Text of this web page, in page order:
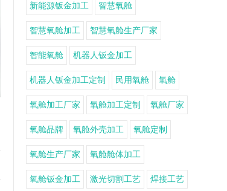
新能源钣金加工 智慧氧舱
智慧氧舱加工 智慧氧舱生产厂家
智能氧舱 机器人钣金加工
机器人钣金加工定制 民用氧舱 氧舱
氧舱加工厂家 氧舱加工定制 氧舱厂家
氧舱品牌 氧舱外壳加工 氧舱定制
氧舱生产厂家 氧舱舱体加工
氧舱钣金加工 激光切割工艺 焊接工艺